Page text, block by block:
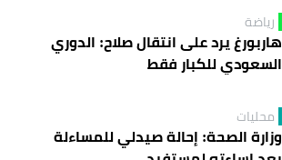
رياضة
هاربورغ يرد على انتقال صلاح: الدوري
السعودي للكبار فقط
محليات
وزارة الصحة: إحالة صيدلي للمساءلة